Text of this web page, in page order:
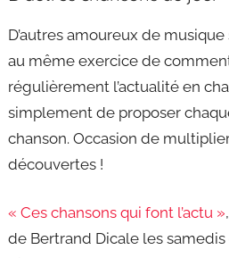
D’autres amoureux de
au même exercice de
régulièrement l’actualité en
simplement de proposer
chanson. Occasion de
découvertes !
« Ces chansons qui font l’actu »
de Bertrand Dicale les samedis